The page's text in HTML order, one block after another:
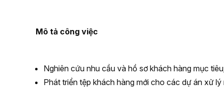
Mô tả công việc
Nghiên cứu nhu cầu và hồ sơ khách hàng mục
Phát triển tệp khách hàng mới cho các dự án xử